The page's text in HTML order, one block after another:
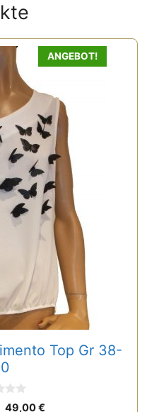
ANGEBOT!
Top Gr 38-
Ursprünglicher
49,00€Aktueller